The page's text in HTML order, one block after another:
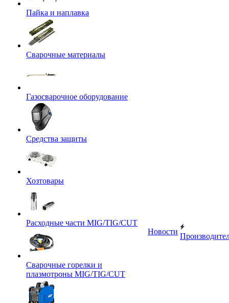
Пайка и наплавка
Сварочные материалы
Газосварочное оборудование
Средства защиты
Хозтовары
Расходные части MIG/TIG/CUT
Сварочные горелки и
плазмотроны MIG/TIG/CUT
Новости